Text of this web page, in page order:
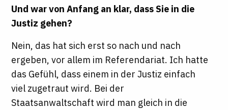
Und war von Anfang an klar, dass Sie in die
Justiz gehen?
Nein, das hat sich erst so nach und nach
ergeben, vor allem im Referendariat. Ich hatte
das Gefühl, dass einem in der Justiz einfach
viel zugetraut wird. Bei der
Staatsanwaltschaft wird man gleich in die